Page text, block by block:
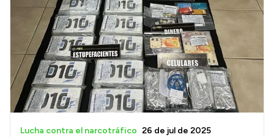
Lucha contra el narcotráfico 26 de jul de 2025